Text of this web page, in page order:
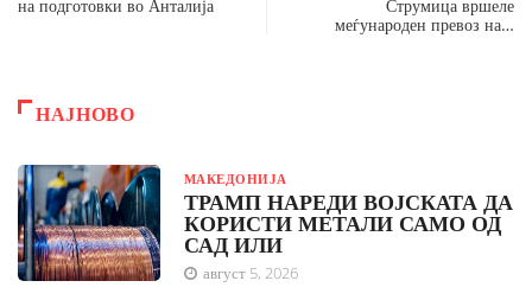
на подготовки во Анталија
Струмица вршеле
меѓународен превоз на…
НАЈНОВО
МАКЕДОНИЈА
ТРАМП НАРЕДИ ВОЈСКАТА ДА
КОРИСТИ МЕТАЛИ САМО ОД
САД ИЛИ
август 5, 2026